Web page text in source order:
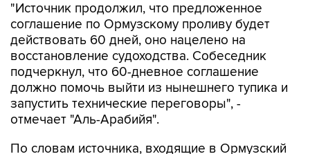
"Источник продолжил, что предложенное
соглашение по Ормузскому проливу будет
действовать 60 дней, оно нацелено на
восстановление судоходства. Собеседник
подчеркнул, что 60-дневное соглашение
должно помочь выйти из нынешнего тупика и
запустить технические переговоры", -
отмечает "Аль-Арабийя".
По словам источника, входящие в Ормузский